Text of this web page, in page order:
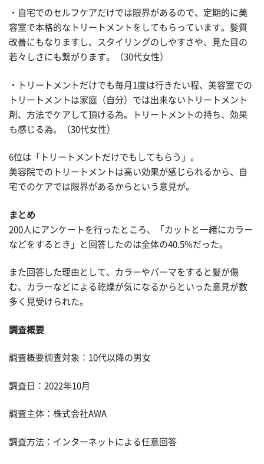
・自宅でのセルフケアだけでは限界があるので、定期的に美
容室で本格的なトリートメントをしてもらっています。髪質
改善にもなりますし、スタイリングのしやすさや、見た目の
若々しさにも繋がります。（30代女性）
・トリートメントだけでも毎月1度は行きたい程、美容室での
トリートメントは家庭（自分）では出来ないトリートメント
剤、方法でケアして頂ける為。トリートメントの持ち、効果
も感じる為。（30代女性）
6位は「トリートメントだけでもしてもらう」。
美容院でのトリートメントは高い効果が感じられるから、自
宅でのケアでは限界があるからという意見が。
まとめ
200人にアンケートを行ったところ、「カットと一緒にカラー
などをするとき」と回答したのは全体の40.5%だった。
また回答した理由として、カラーやパーマをすると髪が傷
む、カラーなどによる乾燥が気になるからといった意見が数
多く見受けられた。
調査概要
調査概要調査対象：10代以降の男女
調査日：2022年10月
調査主体：株式会社AWA
調査方法：インターネットによる任意回答